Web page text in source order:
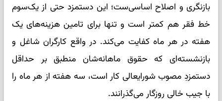
بازنگری و اصلاح اساسی‌ست؛ این دستمزد حتی از یک‌سوم
خط فقر هم کمتر است و تنها برای تامین هزینه‌های یک
هفته در هر ماه کفایت می‌کند. در واقع کارگران شاغل و
بازنشسته‌ای که حقوق ماهانه‌شان منطبق بر حداقل
دستمزدِ مصوب شورایعالی کار است، سه هفته از هر ماه را
با جیب خالی روزگار می‌گذرانند.